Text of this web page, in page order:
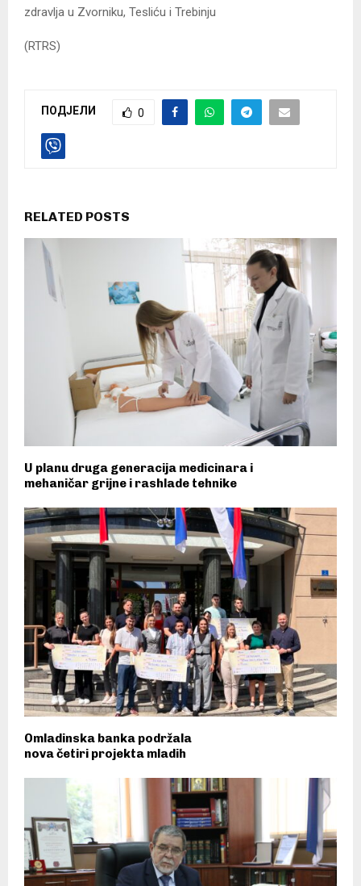
zdravlja u Zvorniku, Tesliću i Trebinju
(RTRS)
ПОДЈЕЛИ 0
RELATED POSTS
U planu druga generacija medicinara i
mehaničar grijne i rashlade tehnike
Omladinska banka podržala
nova četiri projekta mladih